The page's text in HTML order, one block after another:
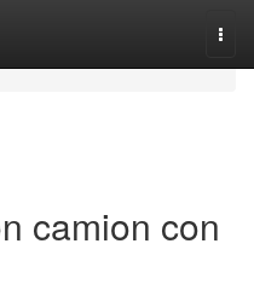
camion con